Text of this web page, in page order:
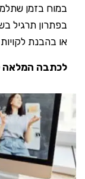
במוח בזמן
בפתרון תרגיל
או בהבנת
לכתבה המלאה